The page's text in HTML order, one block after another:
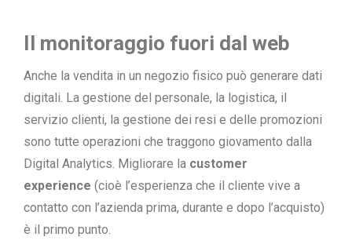
Il monitoraggio fuori dal web
Anche la vendita in un negozio fisico può generare dati
digitali. La gestione del personale, la logistica, il
servizio clienti, la gestione dei resi e delle promozioni
sono tutte operazioni che traggono giovamento dalla
Digital Analytics. Migliorare la customer
experience (cioè l’esperienza che il cliente vive a
contatto con l’azienda prima, durante e dopo l’acquisto)
è il primo punto.